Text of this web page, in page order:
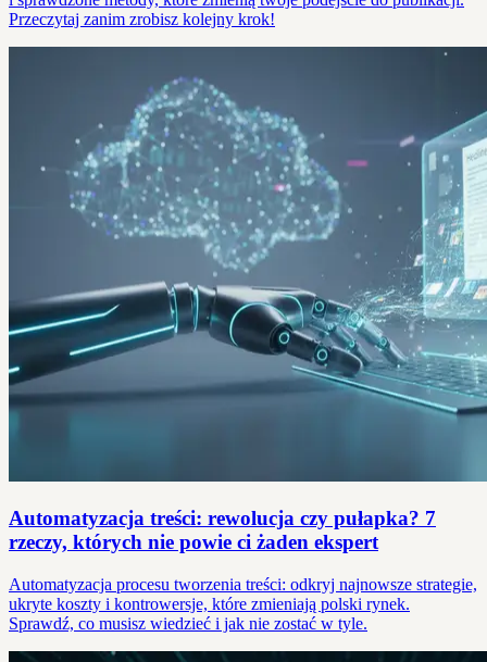
Przeczytaj zanim zrobisz kolejny krok!
Automatyzacja treści: rewolucja czy pułapka? 7
rzeczy, których nie powie ci żaden ekspert
Automatyzacja procesu tworzenia treści: odkryj najnowsze strategie,
ukryte koszty i kontrowersje, które zmieniają polski rynek.
Sprawdź, co musisz wiedzieć i jak nie zostać w tyle.